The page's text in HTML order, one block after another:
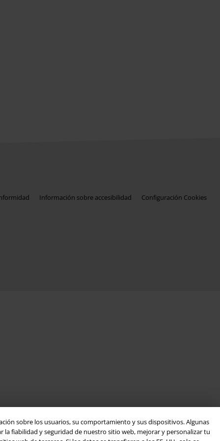
sobre los usuarios, su comportamiento y sus dispositivos. Algunas
fiabilidad y seguridad de nuestro sitio web, mejorar y personalizar tu
Información sobre accesibilidad Configuración Cookies